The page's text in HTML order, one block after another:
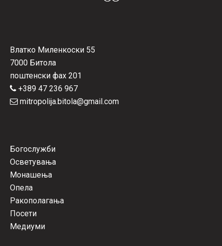
Влатко Миленкоски 55
7000 Битола
поштенски фах 201
+389 47 236 967
mitropolija.bitola@gmail.com
Богослужби
Осветувања
Монашења
Опела
Ракополагања
Посети
Медиуми